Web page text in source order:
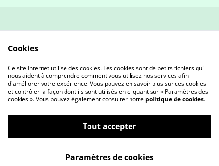
Conditions générales
confidentialité
Cookies
©2026AETY Créa
powered by
Cookies
Ce site Internet utilise des cookies. Les cookies sont de petits fichiers qui
nous aident à comprendre comment vous utilisez nos services afin
d'améliorer votre expérience. Vous pouvez en savoir plus sur ces cookies
et contrôler la façon dont ils sont utilisés en cliquant sur « Paramètres des
cookies ». Vous pouvez également consulter notre politique de cookies.
Tout accepter
Paramètres de cookies